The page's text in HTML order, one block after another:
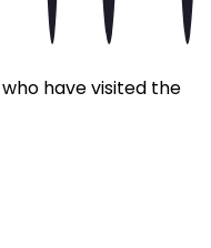
who have visited the